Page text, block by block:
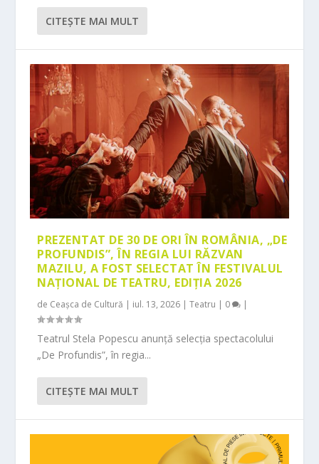
CITEŞTE MAI MULT
PREZENTAT DE 30 DE ORI ÎN ROMÂNIA, „DE
PROFUNDIS”, ÎN REGIA LUI RĂZVAN
MAZILU, A FOST SELECTAT ÎN FESTIVALUL
NAȚIONAL DE TEATRU, EDIȚIA 2026
de Ceașca de Cultură | iul. 13, 2026 |Teatru | 0 |
Teatrul Stela Popescu anunță selecția spectacolului
„De Profundis”, în regia...
CITEŞTE MAI MULT